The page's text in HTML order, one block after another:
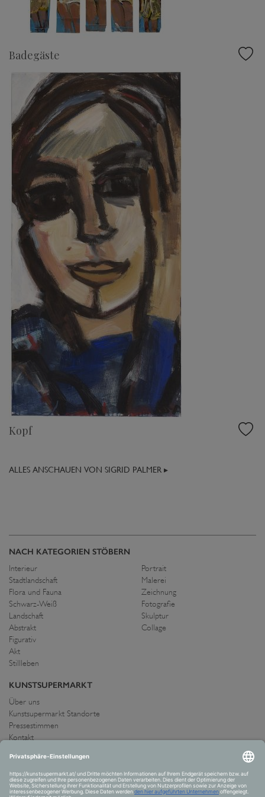
Badegäste
Kopf
ALLES ANSCHAUEN VON SIGRID PALMER ▸
NACH KATEGORIEN STÖBERN
Interieur
Stadtlandschaft
Flora und Fauna
Schwarz-Weiß
Landschaft
Abstrakt
Figurativ
Akt
Stillleben
Portrait
Malerei
Zeichnung
Fotografie
Skulptur
Collage
KUNSTSUPERMARKT
Über uns
Kunstsupermarkt Standorte
Pressestimmen
Kontakt
IMPRESSUM UND AGB
Allgemeine Geschäftsbedingungen
Widerrufsrecht